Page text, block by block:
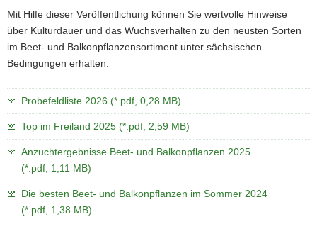
a
t
Mit Hilfe dieser Veröffentlichung können Sie wertvolle Hinweise
über Kulturdauer und das Wuchsverhalten zu den neusten Sorten
im Beet- und Balkonpflanzensortiment unter sächsischen
Bedingungen erhalten.
Probefeldliste 2026 (*.pdf, 0,28 MB)
Top im Freiland 2025 (*.pdf, 2,59 MB)
Anzuchtergebnisse Beet- und Balkonpflanzen 2025
(*.pdf, 1,11 MB)
Die besten Beet- und Balkonpflanzen im Sommer 2024
(*.pdf, 1,38 MB)